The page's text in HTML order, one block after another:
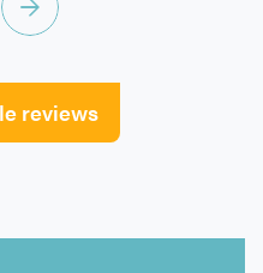
reviews